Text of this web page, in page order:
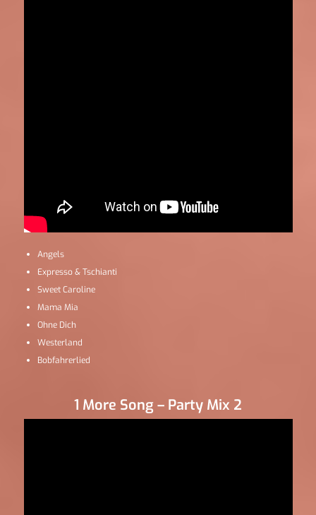
Angels
Expresso & Tschianti
Sweet Caroline
Mama Mia
Ohne Dich
Westerland
Bobfahrerlied
1 More Song – Party Mix 2